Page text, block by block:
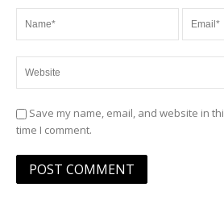
Save my name, email, and website in
time I comment.